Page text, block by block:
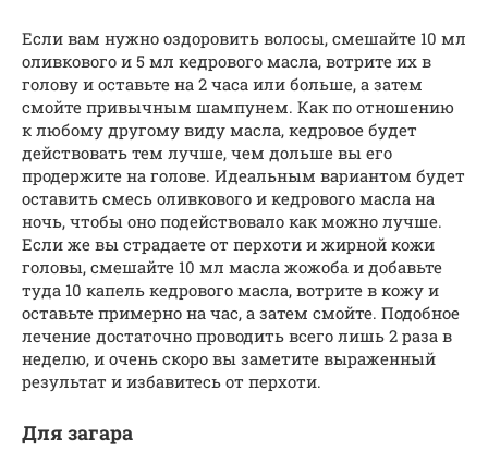
Если вам нужно оздоровить волосы, смешайте 10 мл
оливкового и 5 мл кедрового масла, вотрите их в
голову и оставьте на 2 часа или больше, а затем
смойте привычным шампунем. Как по отношению
к любому другому виду масла, кедровое будет
действовать тем лучше, чем дольше вы его
продержите на голове. Идеальным вариантом будет
оставить смесь оливкового и кедрового масла на
ночь, чтобы оно подействовало как можно лучше.
Если же вы страдаете от перхоти и жирной кожи
головы, смешайте 10 мл масла жожоба и добавьте
туда 10 капель кедрового масла, вотрите в кожу и
оставьте примерно на час, а затем смойте. Подобное
лечение достаточно проводить всего лишь 2 раза в
неделю, и очень скоро вы заметите выраженный
результат и избавитесь от перхоти.
Для загара